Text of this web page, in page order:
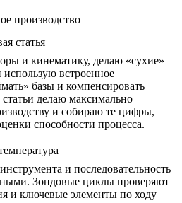
производство
статья
и кинематику, делаю «сухие»
встроенное
базы и компенсировать
делаю максимально
и собираю те цифры,
способности процесса.
и последовательность
Зондовые циклы проверяют
и ключевые элементы по ходу